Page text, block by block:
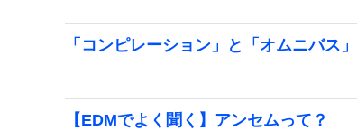
「コンピレーション」と「オムニバス
【EDMでよく聞く】アンセムって？